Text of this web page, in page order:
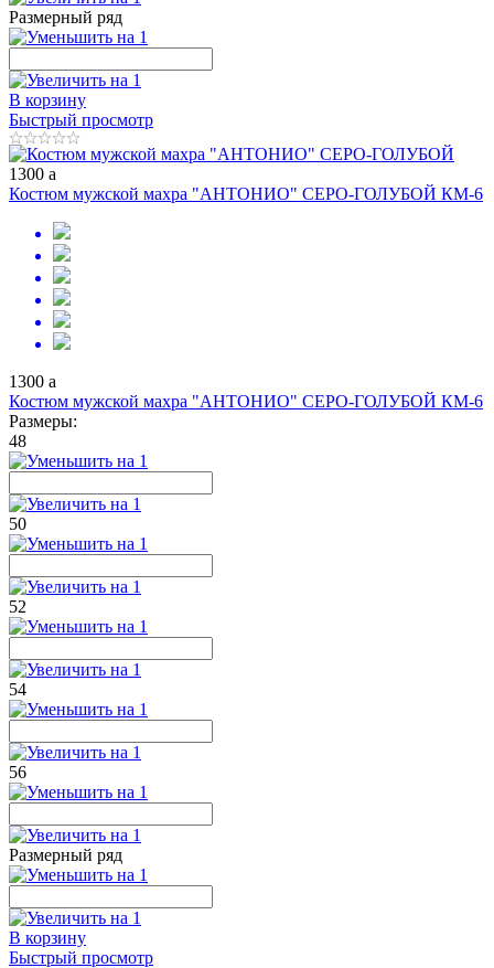
Размерный ряд
В корзину
Быстрый просмотр
1300 a
Костюм мужской махра "АНТОНИО" СЕРО-ГОЛУБОЙ КМ-6
1300 a
Костюм мужской махра "АНТОНИО" СЕРО-ГОЛУБОЙ КМ-6
Размеры:
48
50
52
54
56
Размерный ряд
В корзину
Быстрый просмотр